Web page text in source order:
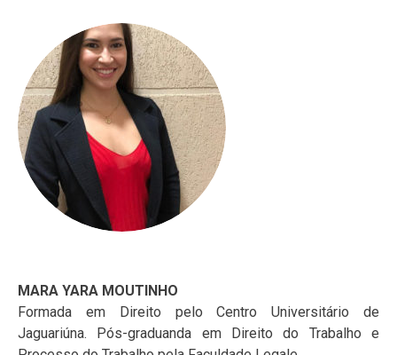
MARA YARA MOUTINHO
Formada em Direito pelo Centro Universitário de
Jaguariúna. Pós-graduanda em Direito do Trabalho e